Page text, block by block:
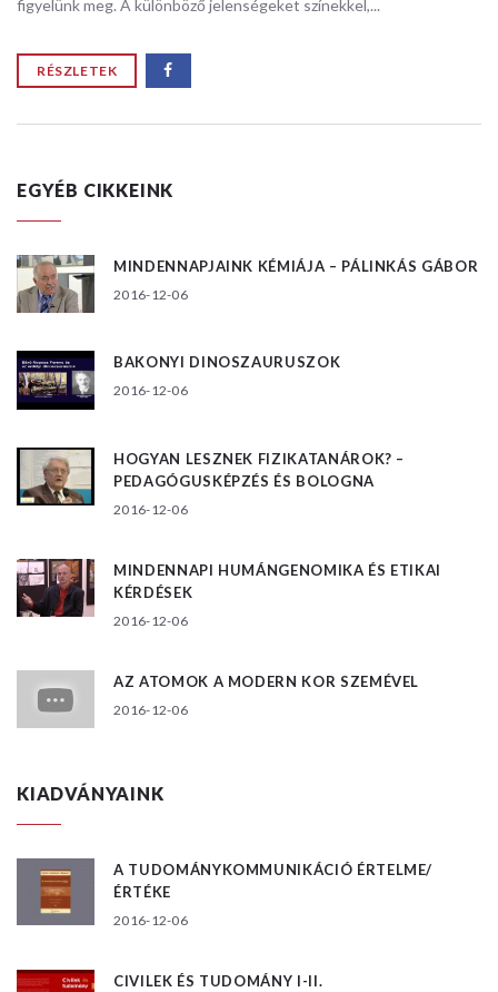
figyelünk meg. A különböző jelenségeket színekkel,...
RÉSZLETEK
EGYÉB CIKKEINK
MINDENNAPJAINK KÉMIÁJA – PÁLINKÁS GÁBOR
2016-12-06
BAKONYI DINOSZAURUSZOK
2016-12-06
HOGYAN LESZNEK FIZIKATANÁROK? –
PEDAGÓGUSKÉPZÉS ÉS BOLOGNA
2016-12-06
MINDENNAPI HUMÁNGENOMIKA ÉS ETIKAI
KÉRDÉSEK
2016-12-06
AZ ATOMOK A MODERN KOR SZEMÉVEL
2016-12-06
KIADVÁNYAINK
A TUDOMÁNYKOMMUNIKÁCIÓ ÉRTELME/
ÉRTÉKE
2016-12-06
CIVILEK ÉS TUDOMÁNY I-II.